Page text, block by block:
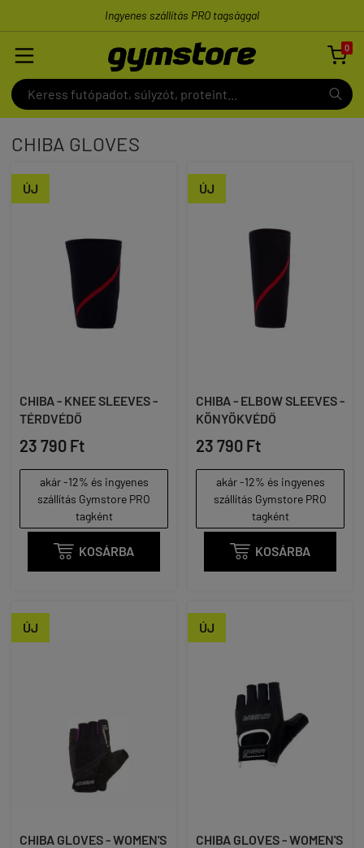
Ingyenes szállítás PRO tagsággal
0

CHIBA GLOVES
ÚJ
CHIBA - KNEE SLEEVES -
TÉRDVÉDŐ
23 790 Ft
akár -12% és ingyenes
szállítás Gymstore PRO
tagként
 KOSÁRBA
ÚJ
CHIBA - ELBOW SLEEVES -
KÖNYÖKVÉDŐ
23 790 Ft
akár -12% és ingyenes
szállítás Gymstore PRO
tagként
 KOSÁRBA
ÚJ
CHIBA GLOVES - WOMEN'S
ÚJ
CHIBA GLOVES - WOMEN'S